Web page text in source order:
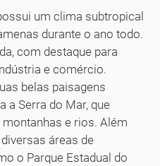
um clima subtropical
durante o ano todo.
com destaque para
e comércio.
belas paisagens
a Serra do Mar, que
e rios. Além
áreas de
o Parque Estadual do